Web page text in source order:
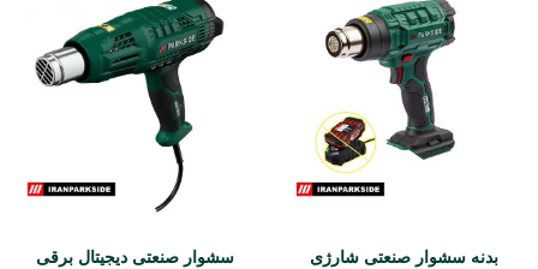
بدنه سشوار صنعتی شارژی
سشوار صنعتی دیجیتال برقی